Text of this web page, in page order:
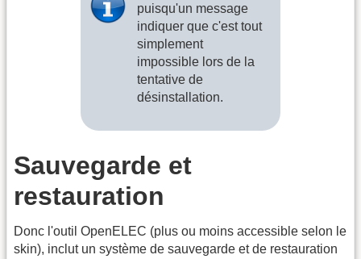
puisqu'un message
indiquer que c'est tout
simplement
impossible lors de la
tentative de
désinstallation.
Sauvegarde et
restauration
Donc l'outil OpenELEC (plus ou moins accessible selon le
skin), inclut un système de sauvegarde et de restauration